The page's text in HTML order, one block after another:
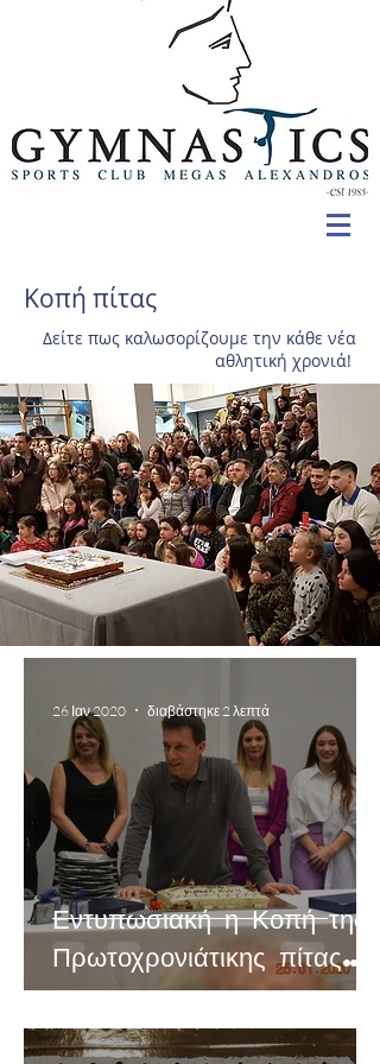
Κοπή πίτας
Δείτε πως καλωσορίζουμε την κάθε νέα
αθλητική χρονιά!
Εντυπωσιακή η Κοπή της
Πρωτοχρονιάτικης πίτας
2020
26 Ιαν 2020 διαβάστηκε 2 λεπτά